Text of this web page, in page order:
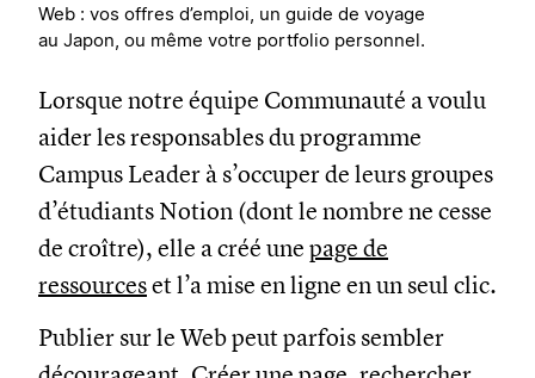
Web : vos offres d’emploi, un guide de voyage
au Japon, ou même votre portfolio personnel.
Lorsque notre équipe Communauté a voulu
aider les responsables du programme
Campus Leader à s’occuper de leurs groupes
d’étudiants Notion (dont le nombre ne cesse
de croître), elle a créé une page de
ressourceset l’a mise en ligne en un seul clic.
Publier sur le Web peut parfois sembler